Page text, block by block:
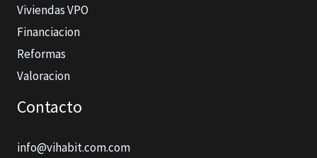
Viviendas VPO
Financiacion
Reformas
Valoracion
Contacto
info@vihabit.com.com